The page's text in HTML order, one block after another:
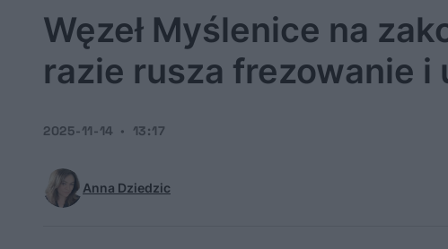
Węzeł Myślenice na
razie rusza frezowanie i
Anna Dziedzic
2025-11-14 13:17